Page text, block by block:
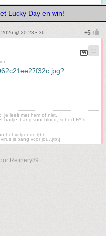
Lucky Day en win!
@ 20:23 • 36
je leeft met hem of niet.
hartje, bang voor bloed, scheld FA's
het volgende:\[b\]
is bang voor jou.\[/b\]
Refinery89